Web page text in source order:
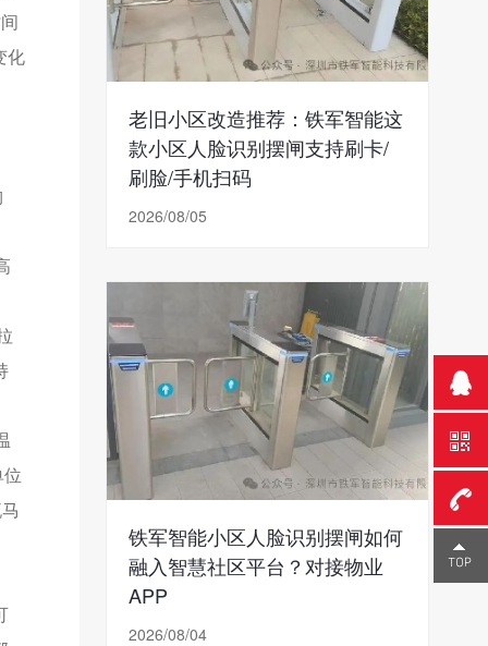
化
老旧小区改造推荐：铁军智能这
款小区人脸识别摆闸支持刷卡/
刷脸/手机扫码
2026/08/05
铁军智能小区人脸识别摆闸如何
融入智慧社区平台？对接物业
APP
2026/08/04
0755-